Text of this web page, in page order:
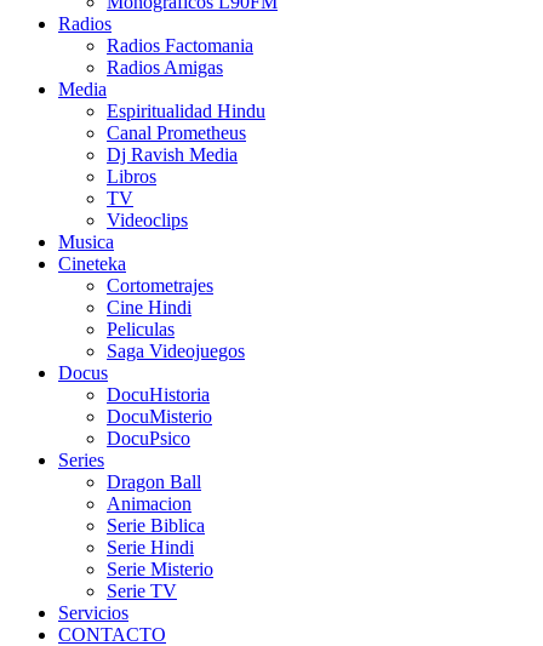
Radios
Radios Factomania
Radios Amigas
Media
Espiritualidad Hindu
Canal Prometheus
Dj Ravish Media
Libros
TV
Videoclips
Musica
Cineteka
Cortometrajes
Cine Hindi
Peliculas
Saga Videojuegos
Docus
DocuHistoria
DocuMisterio
DocuPsico
Series
Dragon Ball
Animacion
Serie Biblica
Serie Hindi
Serie Misterio
Serie TV
Servicios
CONTACTO